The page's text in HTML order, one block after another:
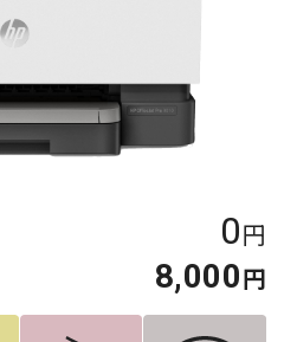
0円
8,000円